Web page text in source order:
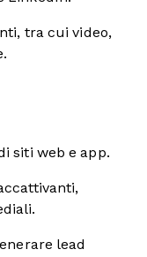
tra cui video,
siti web e app.
lead